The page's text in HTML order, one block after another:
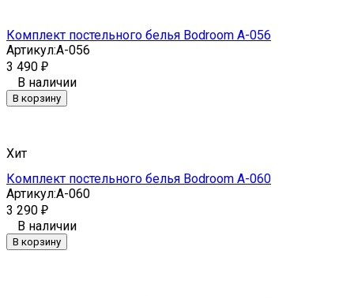
Комплект постельного белья Bodroom A-056
Артикул:A-056
3 490 ₽
В наличии
В корзину
Хит
Комплект постельного белья Bodroom A-060
Артикул:A-060
3 290 ₽
В наличии
В корзину